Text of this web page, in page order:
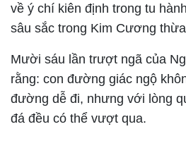
về ý chí kiên định trong tu
sâu sắc trong Kim Cương
Mười sáu lần trượt ngã của
rằng: con đường giác ngộ
đường dễ đi, nhưng với lòng
đá đều có thể vượt qua.